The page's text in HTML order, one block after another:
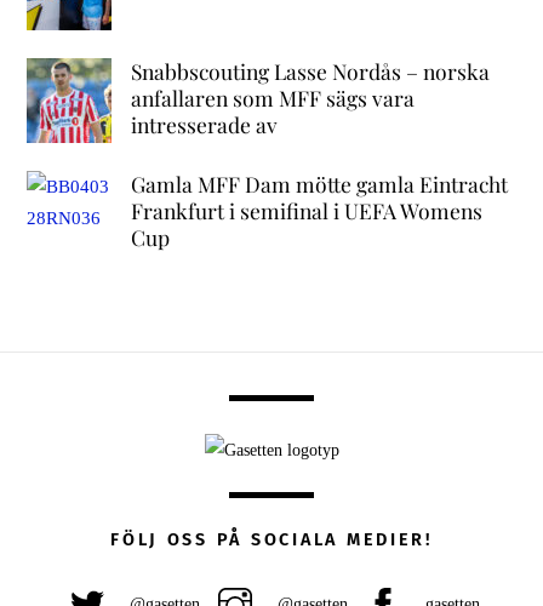
Snabbscouting Lasse Nordås – norska
anfallaren som MFF sägs vara
intresserade av
Gamla MFF Dam mötte gamla Eintracht
Frankfurt i semifinal i UEFA Womens
Cup
FÖLJ OSS PÅ SOCIALA MEDIER!